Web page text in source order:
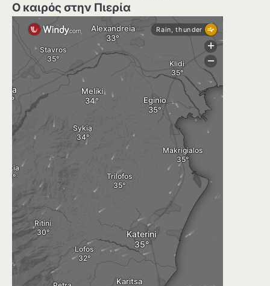
Ο καιρός στην Πιερία